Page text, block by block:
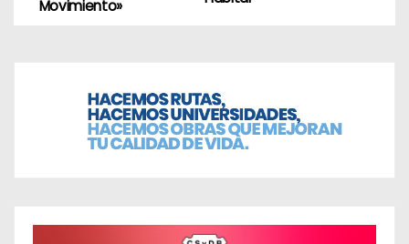
Movimiento»